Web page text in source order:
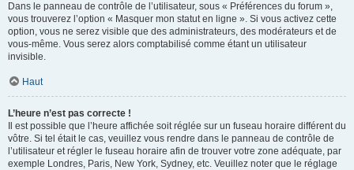
Dans le panneau de contrôle de l’utilisateur, sous « Préférences du forum »,
vous trouverez l’option « Masquer mon statut en ligne ». Si vous activez cette
option, vous ne serez visible que des administrateurs, des modérateurs et de
vous-même. Vous serez alors comptabilisé comme étant un utilisateur
invisible.
Haut
L’heure n’est pas correcte !
Il est possible que l’heure affichée soit réglée sur un fuseau horaire différent du
vôtre. Si tel était le cas, veuillez vous rendre dans le panneau de contrôle de
l’utilisateur et régler le fuseau horaire afin de trouver votre zone adéquate, par
exemple Londres, Paris, New York, Sydney, etc. Veuillez noter que le réglage